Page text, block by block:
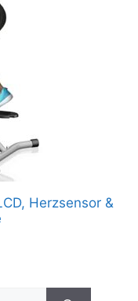
Herzsensor &